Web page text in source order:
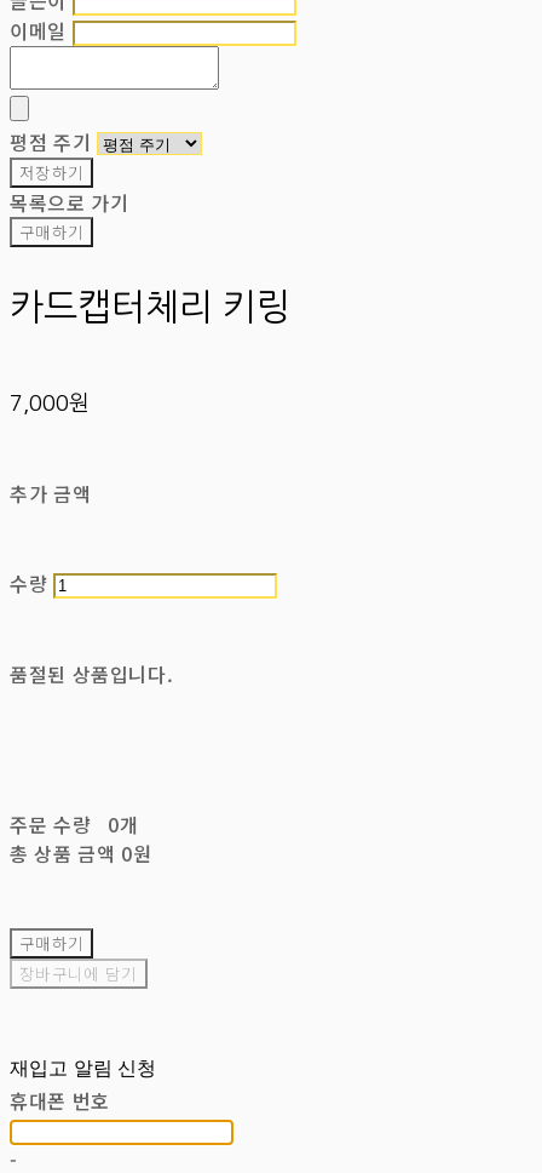
이메일
평점 주기
저장하기
목록으로 가기
구매하기
카드캡터체리 키링
7,000원
추가 금액
수량
품절된 상품입니다.
주문 수량
0개
총 상품 금액 0원
구매하기
장바구니에 담기
재입고 알림 신청
휴대폰 번호
-